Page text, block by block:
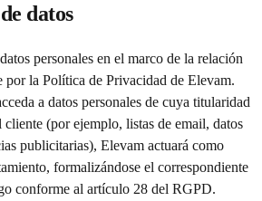
datos
personales en el marco de la relación
por la Política de Privacidad de Elevam.
a datos personales de cuya titularidad
cliente (por ejemplo, listas de email, datos
publicitarias), Elevam actuará como
formalizándose el correspondiente
conforme al artículo 28 del RGPD.